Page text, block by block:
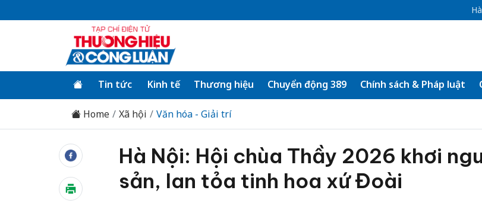
Tin tức Kinh tế Thương hiệu Chuyển động 389 Chính sách & Pháp luật
Home Xã hội Văn hóa - Giải trí
Hà Nội: Hội chùa Thầy 2026 khơi
sản, lan tỏa tinh hoa xứ Đoài